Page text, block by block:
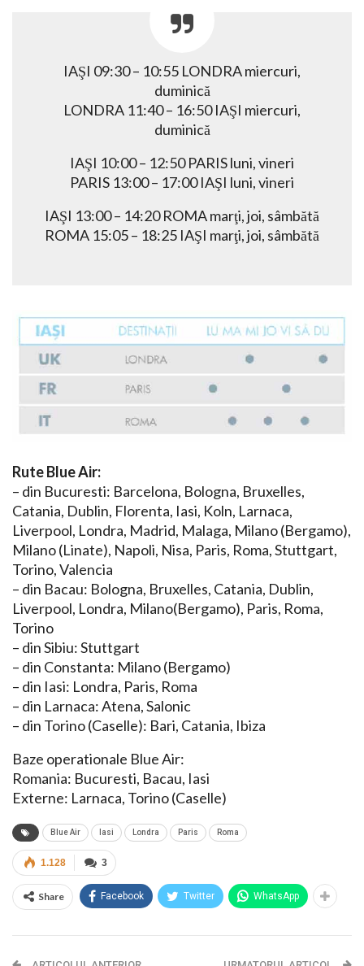
IAŞI 09:30 – 10:55 LONDRA miercuri,
duminică
LONDRA 11:40 – 16:50 IAŞI miercuri,
duminică
IAŞI 10:00 – 12:50 PARIS luni, vineri
PARIS 13:00 – 17:00 IAŞI luni, vineri
IAŞI 13:00 – 14:20 ROMA marţi, joi, sâmbătă
ROMA 15:05 – 18:25 IAŞI marţi, joi, sâmbătă
Rute Blue Air:
– din Bucuresti: Barcelona, Bologna, Bruxelles,
Catania, Dublin, Florenta, Iasi, Koln, Larnaca,
Liverpool, Londra, Madrid, Malaga, Milano (Bergamo),
Milano (Linate), Napoli, Nisa, Paris, Roma, Stuttgart,
Torino, Valencia
– din Bacau: Bologna, Bruxelles, Catania, Dublin,
Liverpool, Londra, Milano(Bergamo), Paris, Roma,
Torino
– din Sibiu: Stuttgart
– din Constanta: Milano (Bergamo)
– din Iasi: Londra, Paris, Roma
– din Larnaca: Atena, Salonic
– din Torino (Caselle): Bari, Catania, Ibiza
Baze operationale Blue Air:
Romania: Bucuresti, Bacau, Iasi
Externe: Larnaca, Torino (Caselle)
Blue Air Iasi Londra Paris Roma
3
1.128
Share Facebook Twitter WhatsApp